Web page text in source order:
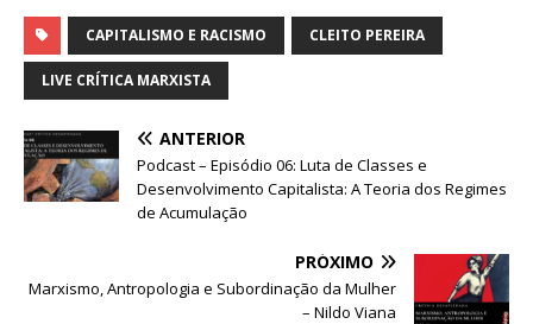
CAPITALISMO E RACISMO CLEITO PEREIRA
LIVE CRÍTICA MARXISTA
ANTERIOR
Podcast – Episódio 06: Luta de Classes e
Desenvolvimento Capitalista: A Teoria dos Regimes
de Acumulação
PRÓXIMO
Marxismo, Antropologia e Subordinação da Mulher
– Nildo Viana